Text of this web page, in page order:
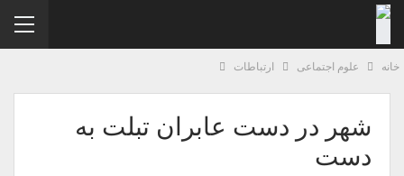
علوم اجتماعی ارتباطات
شهر در دست عابران تبلت به
دست